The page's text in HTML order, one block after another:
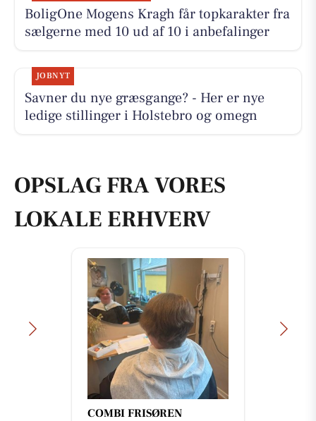
BoligOne Mogens Kragh får topkarakter fra
sælgerne med 10 ud af 10 i anbefalinger
JOBNYT
Savner du nye græsgange? - Her er nye
ledige stillinger i Holstebro og omegn
OPSLAG FRA VORES
LOKALE ERHVERV
COMBI FRISØREN